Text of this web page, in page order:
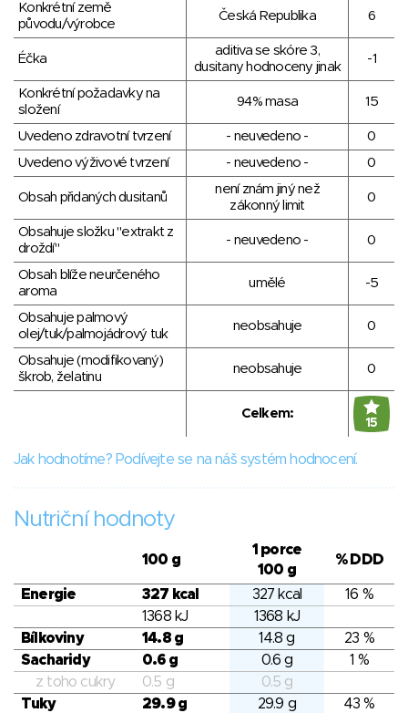
Konkrétní země
původu/výrobce
Česká Republika 6
Éčka
aditiva se skóre 3,
dusitany hodnoceny jinak
-1
Konkrétní požadavky na
složení
94% masa 15
Uvedeno zdravotní tvrzení - neuvedeno -
0
Uvedeno výživové tvrzení
- neuvedeno - 0
Obsah přidaných dusitanů
není znám jiný než
zákonný limit
0
Obsahuje složku "extrakt z
droždí"
- neuvedeno - 0
Obsah blíže neurčeného
aroma
umělé -5
Obsahuje palmový
olej/tuk/palmojádrový tuk
neobsahuje 0
Obsahuje (modifikovaný)
škrob, želatinu
neobsahuje 0
Celkem:
15
Jak hodnotíme? Podívejte se na náš systém hodnocení.
Nutriční hodnoty
100 g
1 porce
100 g
% DDD
Energie 327 kcal 327 kcal
16 %
1368 kJ
1368 kJ
Bílkoviny
14.8 g 14.8 g
23 %
Sacharidy
0.6 g 0.6 g
1 %
z toho cukry
0.5 g
0.5 g
Tuky
29.9 g 29.9 g
43 %